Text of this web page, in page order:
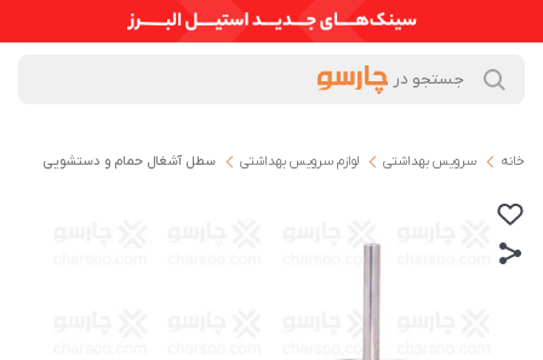
خانه سرویس بهداشتی لوازم سرویس بهداشتی سطل آشغال حمام و دستشویی